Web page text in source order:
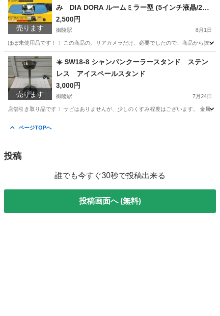
売ります
み DIA DORA ルームミラー型 (5インチ液晶/200
万画素/Gセンサー搭載) 8GB microSDカード付属
NDR-RC177M
2,500円
御陵駅 8月1日
ほぼ未使用品です！！ この商品の、リアカメラだけ、必要でしたので、商品から抜
京都 京都市 セーフティ、チャイルドシート 8GB
売ります
☀️ SW18-8 シャンパンクーラースタンド ステン
レス アイスペールスタンド
3,000円
御陵駅 7月24日
店舗引き取り品です！ サビはありませんが、少しのくすみ程度はございます。 金属
ページTOPへ
投稿
誰でも今すぐ30秒で投稿出来る
投稿画面へ (無料)